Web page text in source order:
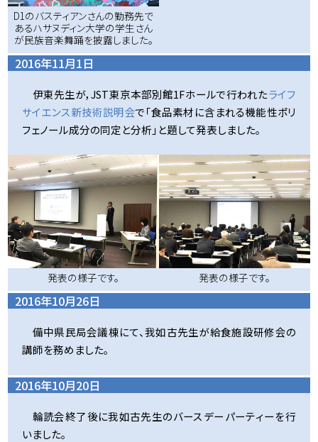
D1のバスティアンさんの勤務先で
あるハサヌディン大学の学生さん
が民族音楽舞踊を披露しました。
2016年11月1日
伊東先生が，JST東京本部別館1Fホールで行われたライフ
サイエンス新技術説明会で「食品素材に含まれる機能性ポリ
フェノール成分の同定と分析」と題して発表しました。
発表の様子です。 発表の様子です。
2016年10月26日
備中県民局会議棟にて、我如古先生が給食施設研修会の
講師を務めました。
2016年10月20日
輪読会終了後に我如古先生のバースデーパーティーを行
いました。